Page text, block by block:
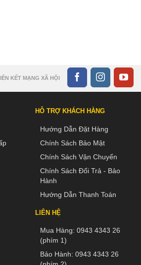
KẾT MẠNG XÃ HỘI
HỖ TRỢ KHÁCH HÀNG
Hướng Dẫn Đặt Hàng
Chính Sách Bảo Mật
Chính Sách Vận Chuyển
Chính Sách Đổi Trả - Bảo
Hành
Hướng Dẫn Thanh Toán
LIÊN HỆ
Mua Hàng: 0943 4343 26
(phím 1)
Bảo Hành: 0943 4343 26